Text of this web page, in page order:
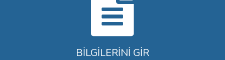
BİLGİLERİNİ GİR